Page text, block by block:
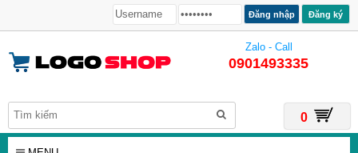
Đăng ký
Zalo - Call
0901493335
0